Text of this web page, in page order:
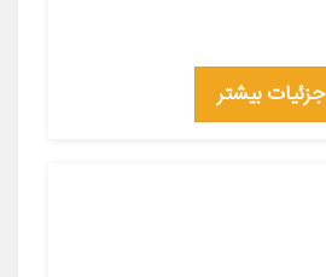
جزئیات بیشتر